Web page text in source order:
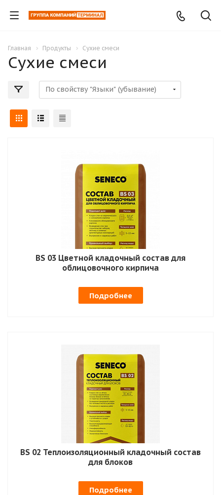
Главная Продукты Сухие смеси
Сухие смеси
BS 03 Цветной кладочный состав для
облицовочного кирпича
Подробнее
BS 02 Теплоизоляционный кладочный состав
для блоков
Подробнее